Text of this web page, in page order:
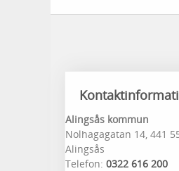
Alingsås kommun
Nolhagagatan 14, 441
Alingsås
Telefon: 0322 616 200